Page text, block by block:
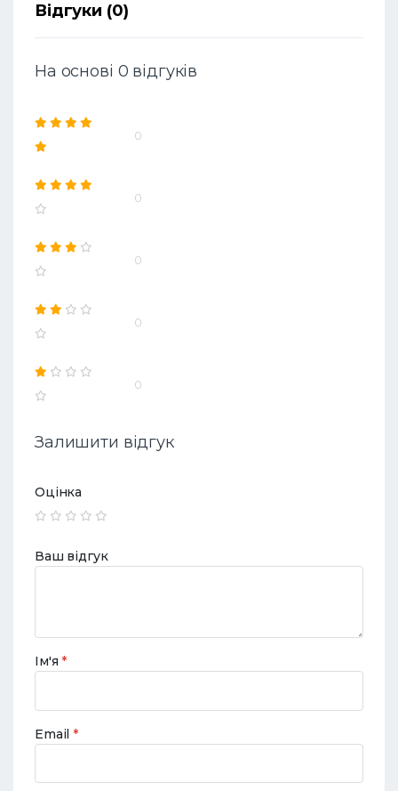
Відгуки (0)
На основі 0 відгуків
0
0
0
0
0
Залишити відгук
Оцінка
Ваш відгук
Ім'я*
Email*